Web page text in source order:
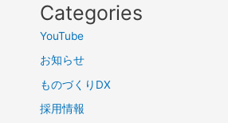
Categories
YouTube
お知らせ
ものづくりDX
採用情報